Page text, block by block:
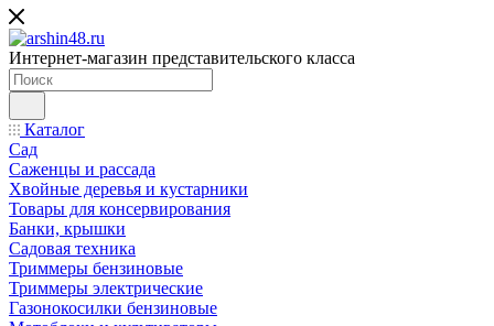
Интернет-магазин представительского класса
Каталог
Сад
Саженцы и рассада
Хвойные деревья и кустарники
Товары для консервирования
Банки, крышки
Садовая техника
Триммеры бензиновые
Триммеры электрические
Газонокосилки бензиновые